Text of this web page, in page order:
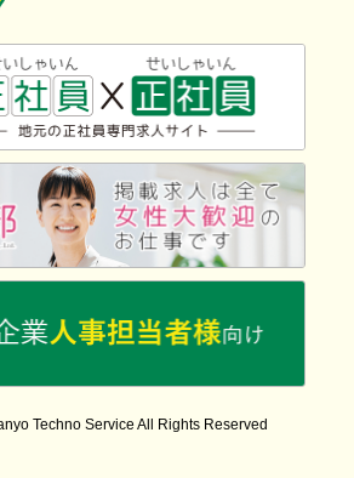
Techno Service All Rights Reserved